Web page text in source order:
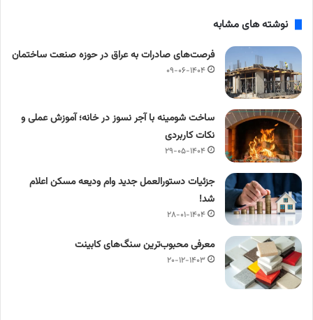
نوشته های مشابه
فرصت‌های صادرات به عراق در حوزه صنعت ساختمان
۰۹-۰۶-۱۴۰۴
ساخت شومینه با آجر نسوز در خانه؛ آموزش عملی و
نکات کاربردی
۲۹-۰۵-۱۴۰۴
جزئیات دستورالعمل جدید وام ودیعه مسکن اعلام
شد!
۲۸-۰۱-۱۴۰۴
معرفی محبوب‌ترین سنگ‌های کابینت
۲۰-۱۲-۱۴۰۳